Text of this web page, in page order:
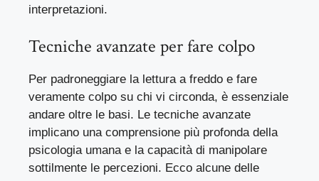
interpretazioni.
Tecniche avanzate per fare colpo
Per padroneggiare la lettura a freddo e fare
veramente colpo su chi vi circonda, è essenziale
andare oltre le basi. Le tecniche avanzate
implicano una comprensione più profonda della
psicologia umana e la capacità di manipolare
sottilmente le percezioni. Ecco alcune delle